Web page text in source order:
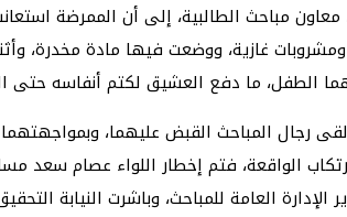
مباحث الطالبية، إلى أن الممرضة
غازية، ووضعت فيها مادة مخدرة،
الطفل، ما دفع العشيق لكتم أنفاسه حتى
رجال المباحث القبض عليهما،
الواقعة، فتم إخطار اللواء عصام سعد
الإدارة العامة للمباحث، وباشرت النيابة